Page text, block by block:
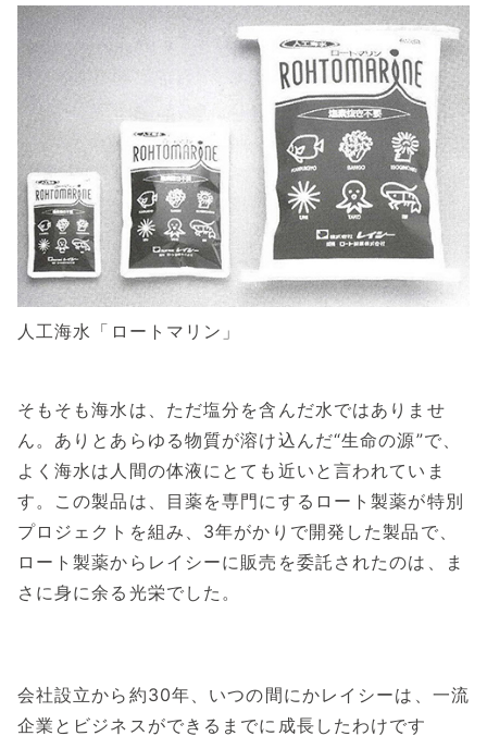
人工海水「ロートマリン」
そもそも海水は、ただ塩分を含んだ水ではありませ
ん。ありとあらゆる物質が溶け込んだ“生命の源”で、
よく海水は人間の体液にとても近いと言われていま
す。この製品は、目薬を専門にするロート製薬が特別
プロジェクトを組み、3年がかりで開発した製品で、
ロート製薬からレイシーに販売を委託されたのは、ま
さに身に余る光栄でした。
会社設立から約30年、いつの間にかレイシーは、一流
企業とビジネスができるまでに成長したわけです